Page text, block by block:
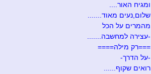
ומגיח האור....
שלום,נעים מאוד.......
מהמרים על הכל
-עצירה למחשבה.......
===רק מילה====
-על הדרך-
רואים שקוף......